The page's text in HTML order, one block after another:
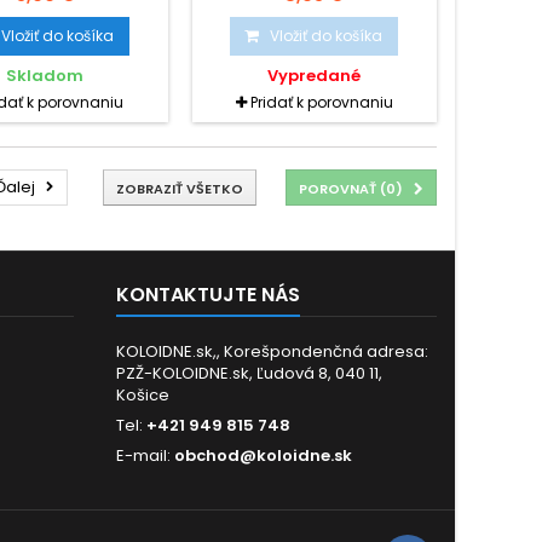
krvný tlak, pôsobí
proti dyskinézy
ciest, pôsobí na
zápaly a rôzne
poruchy. U
Berberín bol
vrátane alkoholu.
Vložiť do košíka
Skladom
k porovnaniu
pliesňach, viroch,
hemeroidoch, pri
bolestiach a zápaloch
stredného ucha, ako
prevencia proti borelii pri
bodnutí hmyzom.
Vložiť do košíka
Vypredané
Pridať k porovnaniu
POROVNAŤ (0)
ZOBRAZIŤ VŠETKO
KONTAKTUJTE NÁS
KOLOIDNE.sk,, Korešpondenčná adresa:
PZŽ-KOLOIDNE.sk, Ľudová 8, 040 11,
Košice
Tel: +421 949 815 748
E-mail: obchod@koloidne.sk